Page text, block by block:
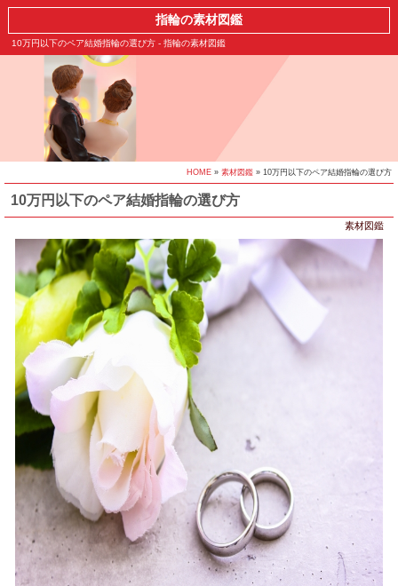
指輪の素材図鑑
10万円以下のペア結婚指輪の選び方 - 指輪の素材図鑑
HOME » 素材図鑑 » 10万円以下のペア結婚指輪の選び方
10万円以下のペア結婚指輪の選び方
素材図鑑